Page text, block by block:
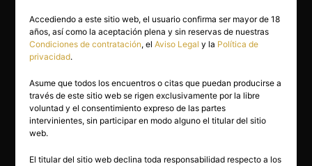
Accediendo a este sitio web, el usuario confirma ser mayor de 18
años, así como la aceptación plena y sin reservas de nuestras
Condiciones de contratación, elAviso Legal y la Política de
privacidad.
Asume que todos los encuentros o citas que puedan producirse a
través de este sitio web se rigen exclusivamente por la libre
voluntad y el consentimiento expreso de las partes
intervinientes, sin participar en modo alguno el titular del sitio
web.
El titular del sitio web declina toda responsabilidad respecto a los